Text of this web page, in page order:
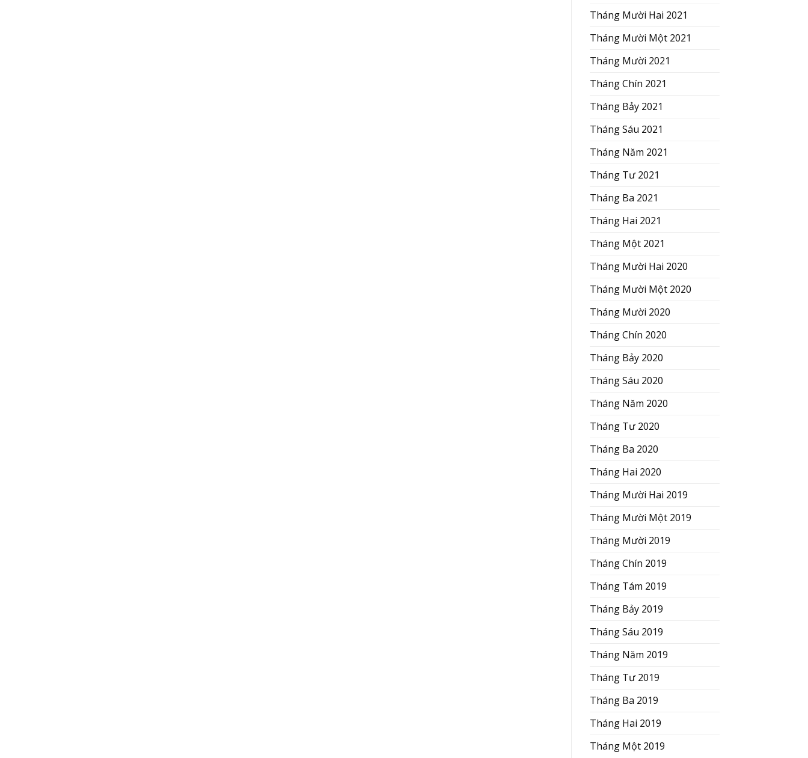
Tháng Mười Hai 2021
Tháng Mười Một 2021
Tháng Mười 2021
Tháng Chín 2021
Tháng Bảy 2021
Tháng Sáu 2021
Tháng Năm 2021
Tháng Tư 2021
Tháng Ba 2021
Tháng Hai 2021
Tháng Một 2021
Tháng Mười Hai 2020
Tháng Mười Một 2020
Tháng Mười 2020
Tháng Chín 2020
Tháng Bảy 2020
Tháng Sáu 2020
Tháng Năm 2020
Tháng Tư 2020
Tháng Ba 2020
Tháng Hai 2020
Tháng Mười Hai 2019
Tháng Mười Một 2019
Tháng Mười 2019
Tháng Chín 2019
Tháng Tám 2019
Tháng Bảy 2019
Tháng Sáu 2019
Tháng Năm 2019
Tháng Tư 2019
Tháng Ba 2019
Tháng Hai 2019
Tháng Một 2019